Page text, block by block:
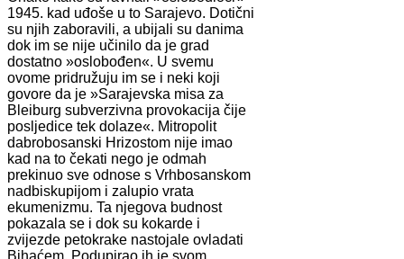
1945. kad uđoše u to Sarajevo. Dotični
su njih zaboravili, a ubijali su danima
dok im se nije učinilo da je grad
dostatno »oslobođen«. U svemu
ovome pridružuju im se i neki koji
govore da je »Sarajevska misa za
Bleiburg subverzivna provokacija čije
posljedice tek dolaze«. Mitropolit
dabrobosanski Hrizostom nije imao
kad na to čekati nego je odmah
prekinuo sve odnose s Vrhbosanskom
nadbiskupijom i zalupio vrata
ekumenizmu. Ta njegova budnost
pokazala se i dok su kokarde i
zvijezde petokrake nastojale ovladati
Bihaćem. Podupirao ih je svom